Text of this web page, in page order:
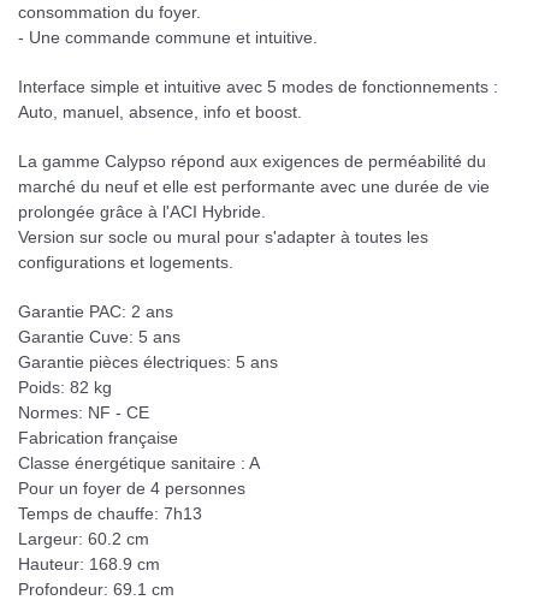
consommation du foyer.
- Une commande commune et intuitive.
Interface simple et intuitive avec 5 modes de fonctionnements :
Auto, manuel, absence, info et boost.
La gamme Calypso répond aux exigences de perméabilité du
marché du neuf et elle est performante avec une durée de vie
prolongée grâce à l'ACI Hybride.
Version sur socle ou mural pour s'adapter à toutes les
configurations et logements.
Garantie PAC: 2 ans
Garantie Cuve: 5 ans
Garantie pièces électriques: 5 ans
Poids: 82 kg
Normes: NF - CE
Fabrication française
Classe énergétique sanitaire : A
Pour un foyer de 4 personnes
Temps de chauffe: 7h13
Largeur: 60.2 cm
Hauteur: 168.9 cm
Profondeur: 69.1 cm